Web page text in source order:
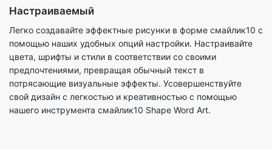
Настраиваемый
Легко создавайте эффектные рисунки в форме смайлик10 с
помощью наших удобных опций настройки. Настраивайте
цвета, шрифты и стили в соответствии со своими
предпочтениями, превращая обычный текст в
потрясающие визуальные эффекты. Усовершенствуйте
свой дизайн с легкостью и креативностью с помощью
нашего инструмента смайлик10 Shape Word Art.